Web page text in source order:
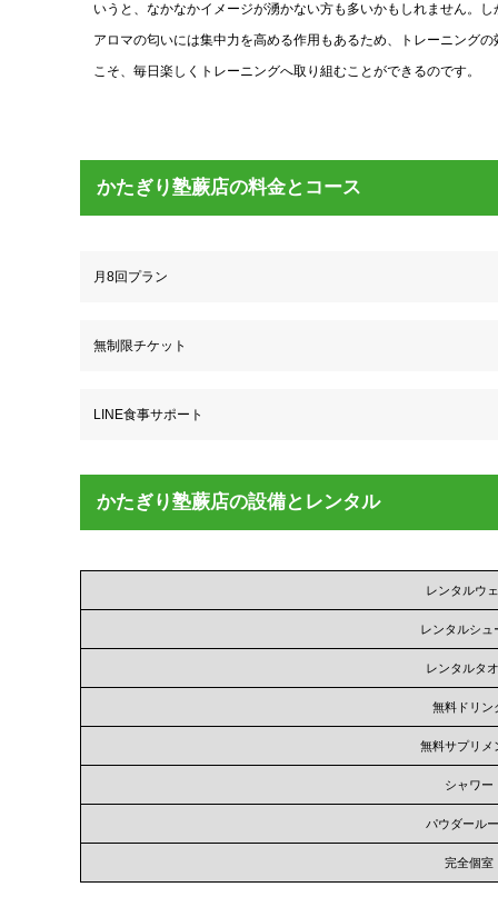
いうと、なかなかイメージが湧かない方も多いかもしれません。
アロマの匂いには集中力を高める作用もあるため、トレーニング
こそ、毎日楽しくトレーニングへ取り組むことができるのです。
かたぎり塾蕨店の料金とコース
月8回プラン
無制限チケット
LINE食事サポート
かたぎり塾蕨店の設備とレンタル
レンタルウ
レンタルシュ
レンタルタ
無料ドリン
無料サプリメ
シャワー
パウダール
完全個室